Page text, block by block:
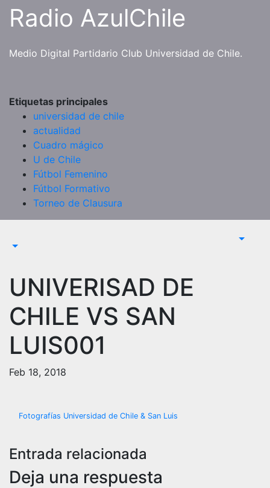
SaltarRadio AzulChile
Medio Digital Partidario Club Universidad de Chile.
Etiquetas principales
universidad de chile
actualidad
Cuadro mágico
U de Chile
Fútbol Femenino
Fútbol Formativo
Torneo de Clausura
UNIVERISAD DE
CHILE VS SAN
LUIS001
Feb 18, 2018
Navegación
de
entradas
Fotografías Universidad de Chile & San Luis
Entrada relacionada
Deja una respuesta